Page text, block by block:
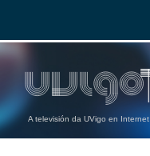
A televisión da UVigo en Internet